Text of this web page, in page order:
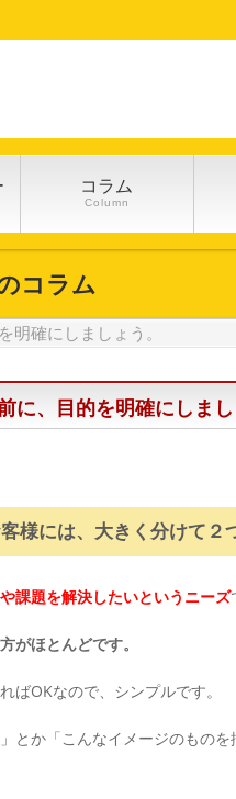
コラム
Column
コラム
明確にしましょう。
に、目的を明確にしまし
様には、大きく分けて２
課題を解決したいというニーズ
がほとんどです。
ばOKなので、シンプルです。
とか「こんなイメージのもの